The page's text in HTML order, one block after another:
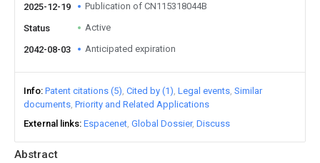
Abstract
2025-12-19 Publication of CN115318044B
Status Active
2042-08-03 Anticipated expiration
Info Patent citations (5) Cited by (1) Legal events Similar
documents Priority and Related Applications
External links Espacenet Global Dossier Discuss